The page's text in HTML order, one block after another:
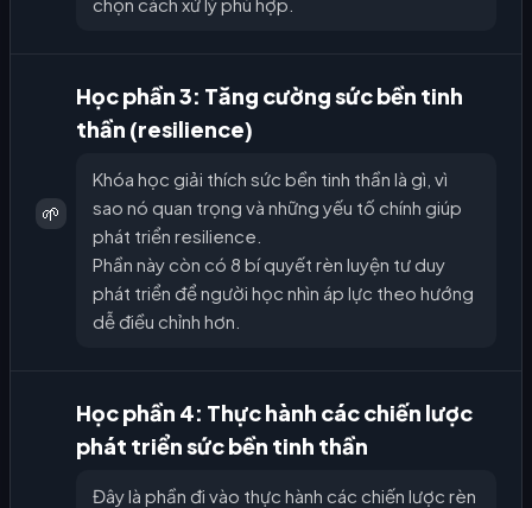
🌱
Học phần 3: Tăng cường sức bền tinh
thần (resilience)
Khóa học giải thích sức bền tinh thần là gì, vì
sao nó quan trọng và những yếu tố chính giúp
phát triển resilience.
Phần này còn có 8 bí quyết rèn luyện tư duy
phát triển để người học nhìn áp lực theo hướng
dễ điều chỉnh hơn.
Học phần 4: Thực hành các chiến lược
phát triển sức bền tinh thần
Đây là phần đi vào thực hành các chiến lược rèn